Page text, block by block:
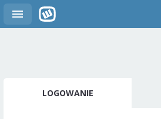
LOGOWANIE